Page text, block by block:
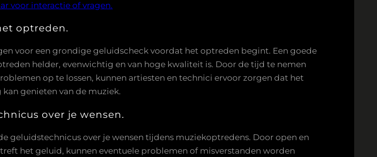
voor interactie of vragen.
optreden.
voor een grondige geluidscheck voordat het optreden begint. Een goede
helder, evenwichtig en van hoge kwaliteit is. Door de tijd te nemen
op te lossen, kunnen artiesten en technici ervoor zorgen dat het
genieten van de muziek.
over je wensen.
geluidstechnicus over je wensen tijdens muziekoptredens. Door open en
het geluid, kunnen eventuele problemen of misverstanden worden